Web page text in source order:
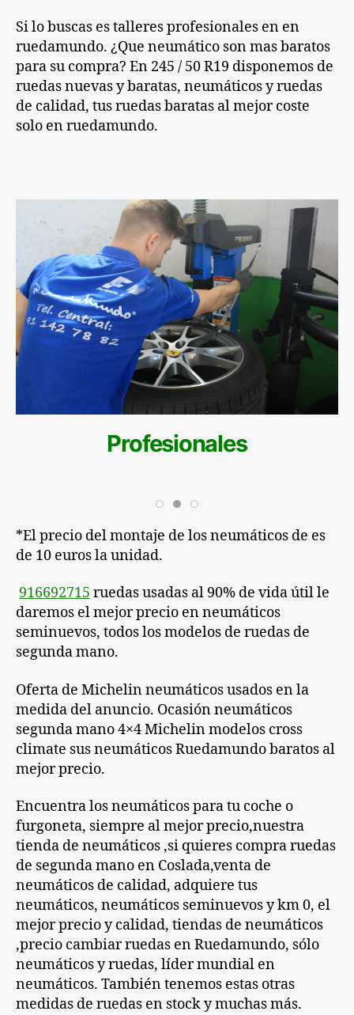
Si lo buscas es talleres profesionales en en
ruedamundo. ¿Que neumático son mas baratos
para su compra? En 245 / 50 R19 disponemos de
ruedasnuevas y baratas, neumáticos yruedas
de calidad, tusruedasbaratas al mejor coste
solo en ruedamundo.
Profesionales
*El precio del montaje de los neumáticos de es
de 10 euros la unidad.
916692715 ruedas usadas al 90% de vida útil le
daremos el mejor precio en neumáticos
seminuevos, todos los modelos de ruedas de
segunda mano.
Oferta de Michelin neumáticos usados en la
medida del anuncio. Ocasión neumáticos
segunda mano 4×4 Michelin modelos cross
climate sus neumáticos Ruedamundo baratos al
mejor precio.
Encuentra los neumáticos para tu coche o
furgoneta, siempre al mejor precio,nuestra
tienda de neumáticos ,si quieres compra ruedas
de segunda mano en Coslada,venta de
neumáticos de calidad, adquiere tus
neumáticos, neumáticos seminuevos y km 0, el
mejor precio y calidad, tiendas de neumáticos
,precio cambiar ruedas en Ruedamundo, sólo
neumáticos y ruedas, líder mundial en
neumáticos. También tenemos estas otras
medidas de ruedas en stock y muchas más.